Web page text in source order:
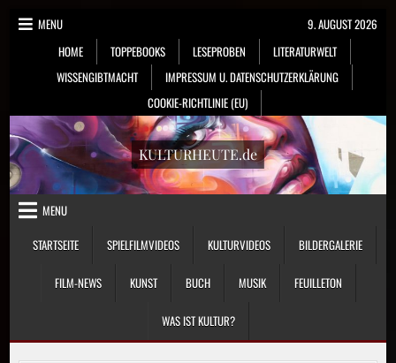
Skip
MENU
HOME
TOPPEBOOKS LESEPROBEN
LITERATURWELT
WISSENGIBTMACHT
IMPRESSUM U. DATENSCHUTZERKLÄRUNG
COOKIE-RICHTLINIE (EU)
9. AUGUST 2026
KULTURHEUTE.de
MENU
STARTSEITE
SPIELFILMVIDEOS KULTURVIDEOS BILDERGALERIE
FILM-NEWS KUNST BUCH MUSIK FEUILLETON
WAS IST KULTUR?